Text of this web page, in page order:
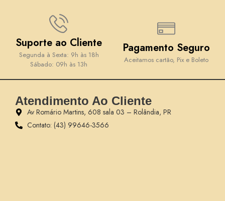
Suporte ao Cliente
Segunda à Sexta: 9h às 18h
Sábado: 09h às 13h
Pagamento Seguro
Aceitamos cartão, Pix e Boleto
Atendimento Ao Cliente
Av Romário Martins, 608 sala 03 – Rolândia, PR
Contato: (43) 99646-3566